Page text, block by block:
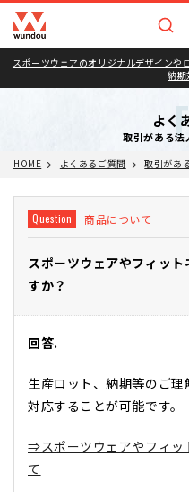
スポーツウェアのオリジナルデザイン
納期
よく
取引がある法
HOME よくあるご質問 取引があ
Question 商品について
スポーツウェアやフィッ
すか？
回答.
生産ロット、納期等のご
対応することが可能です。
⇒スポーツウェアやフィッ
て